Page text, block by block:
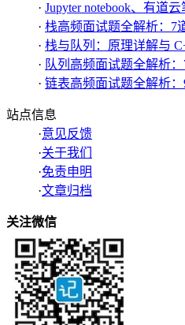
· Jupyter notebook、有道云
· 栈高频面试题全解析：7
· 栈与队列：原理详解与
· 队列高频面试题全解析
· 链表高频面试题全解析：
站点信息
·意见反馈
·关于我们
·免责申明
·文章归档
关注微信